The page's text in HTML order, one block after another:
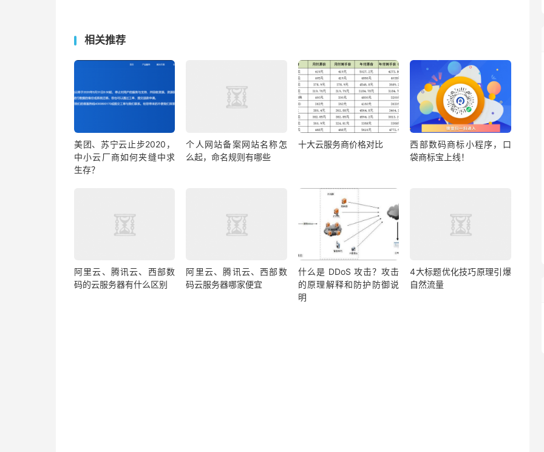
相关推荐
美团、苏宁云止步2020，
中小云厂商如何夹缝中求
生存？
个人网站备案网站名称怎
么起，命名规则有哪些
十大云服务商价格对比
西部数码商标小程序，口
袋商标宝上线！
阿里云、腾讯云、西部数
码的云服务器有什么区别
阿里云、腾讯云、西部数
码云服务器哪家便宜
什么是 DDoS 攻击？攻击
的原理解释和防护防御说
明
4大标题优化技巧原理引爆
自然流量